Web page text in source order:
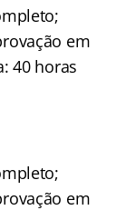
em
40 horas
em